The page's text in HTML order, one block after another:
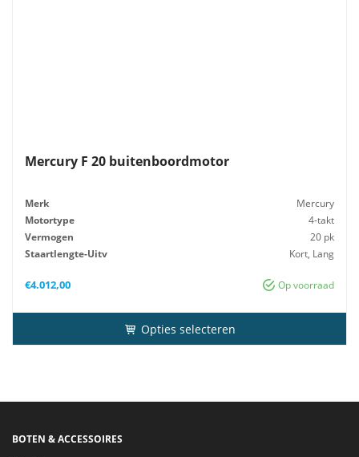
Mercury F 20 buitenboordmotor
Merk
Mercury
Motortype
4-takt
Vermogen
20 pk
Staartlengte-Uitv
Kort, Lang
Op voorraad
€4.012,00
Opties selecteren
BOTEN & ACCESSOIRES